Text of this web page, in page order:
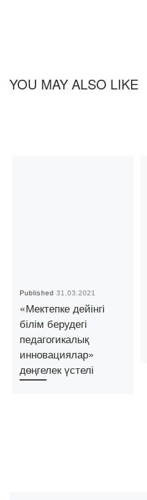
YOU MAY ALSO LIKE
Published31.03.2021
«Мектепке дейінгі
білім берудегі
педагогикалық
инновациялар»
дөңгелек үстелі